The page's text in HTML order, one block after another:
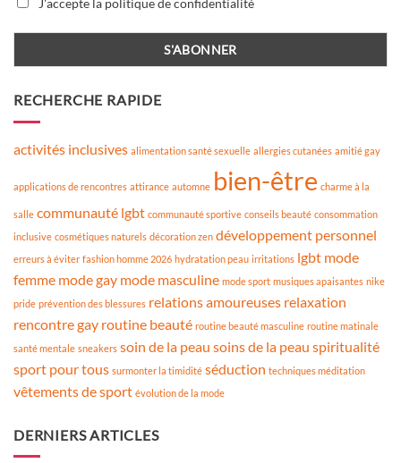
RECHERCHE RAPIDE
activités inclusives alimentation santé sexuelle allergies cutanées amitié gay
applications de rencontres attirance automne bien-être charme à la
salle communauté lgbt communauté sportive conseils beauté consommation
inclusive cosmétiques naturels décoration zen développement personnel
erreurs à éviter fashion homme 2026 hydratation peau irritations lgbt mode
femme mode gay mode masculine mode sport musiques apaisantes nike
pride prévention des blessures relations amoureuses relaxation
rencontre gay routine beauté routine beauté masculine routine matinale
santé mentale sneakers soin de la peau soins de la peau spiritualité
sport pour tous surmonter la timidité séduction techniques méditation
vêtements de sport évolution de la mode
DERNIERS ARTICLES